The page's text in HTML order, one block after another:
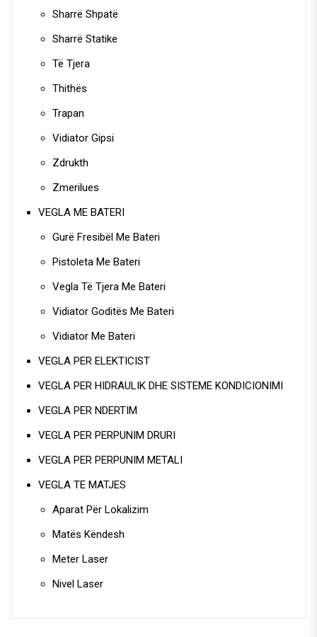
Sharrë Shpatë
Sharrë Statike
Të Tjera
Thithës
Trapan
Vidiator Gipsi
Zdrukth
Zmerilues
VEGLA ME BATERI
Gurë Fresibël Me Bateri
Pistoleta Me Bateri
Vegla Të Tjera Me Bateri
Vidiator Goditës Me Bateri
Vidiator Me Bateri
VEGLA PER ELEKTICIST
VEGLA PER HIDRAULIK DHE SISTEME KONDICIONIMI
VEGLA PER NDERTIM
VEGLA PER PERPUNIM DRURI
VEGLA PER PERPUNIM METALI
VEGLA TE MATJES
Aparat Për Lokalizim
Matës Këndesh
Meter Laser
Nivel Laser